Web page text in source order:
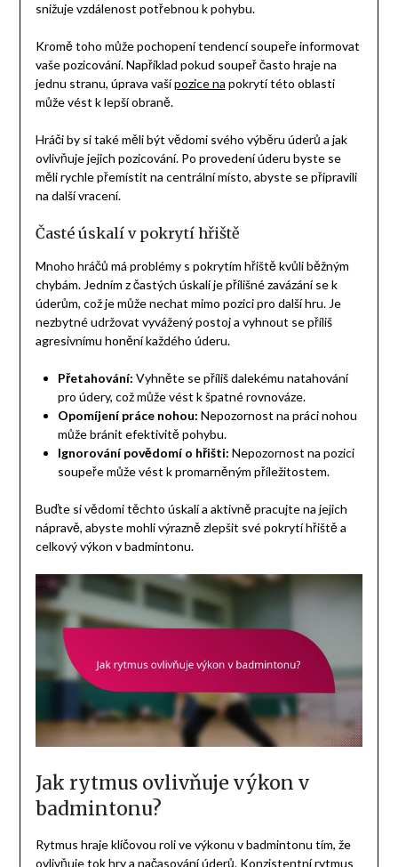
snižuje vzdálenost potřebnou k pohybu.
Kromě toho může pochopení tendencí soupeře informovat
vaše pozicování. Například pokud soupeř často hraje na
jednu stranu, úprava vašípozice na pokrytí této oblasti
může vést k lepší obraně.
Hráči by si také měli být vědomi svého výběru úderů a jak
ovlivňuje jejich pozicování. Po provedení úderu byste se
měli rychle přemístit na centrální místo, abyste se připravili
na další vracení.
Časté úskalí v pokrytí hřiště
Mnoho hráčů má problémy s pokrytím hřiště kvůli běžným
chybám. Jedním z častých úskalí je přílišné zavázání se k
úderům, což je může nechat mimo pozici pro další hru. Je
nezbytné udržovat vyvážený postoj a vyhnout se příliš
agresivnímu honění každého úderu.
Přetahování: Vyhněte se příliš dalekému natahování
pro údery, což může vést k špatné rovnováze.
Opomíjení práce nohou: Nepozornost na práci nohou
může bránit efektivitě pohybu.
Ignorování povědomí o hřišti: Nepozornost na pozici
soupeře může vést k promarněným příležitostem.
Buďte si vědomi těchto úskalí a aktivně pracujte na jejich
nápravě, abyste mohli výrazně zlepšit své pokrytí hřiště a
celkový výkon v badmintonu.
Jak rytmus ovlivňuje výkon v
badmintonu?
Rytmus hraje klíčovou roli ve výkonu v badmintonu tím, že
ovlivňuje tok hry a načasování úderů. Konzistentní rytmus